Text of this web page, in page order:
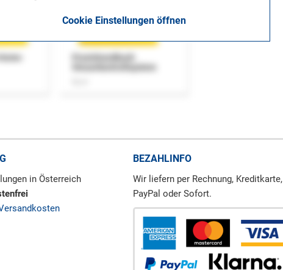
Cookie Einstellungen öffnen
Praxishandbuch
in Österreich
BEZAHLINFO
Wir liefern per Rechnung, Kreditkarte,
PayPal oder Sofort.